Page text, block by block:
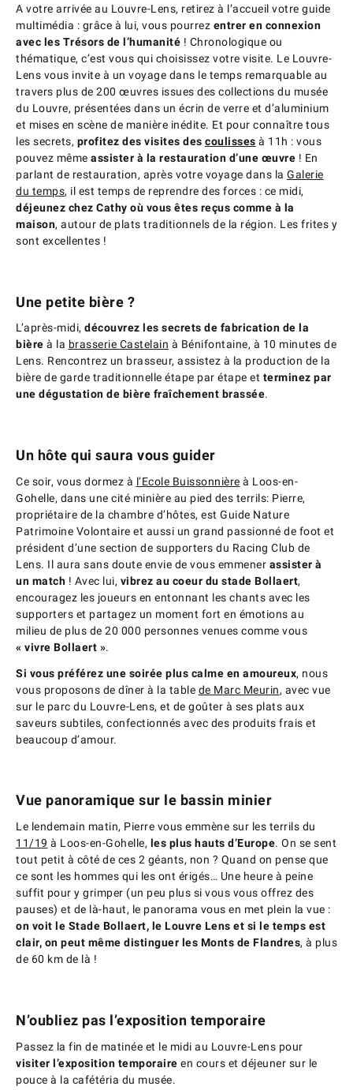
A votre arrivée au Louvre-Lens, retirez à l’accueil votre guide
multimédia : grâce à lui, vous pourrez entrer en connexion
avec les Trésors de l’humanité ! Chronologique ou
thématique, c’est vous qui choisissez votre visite. Le Louvre-
Lens vous invite à un voyage dans le temps remarquable au
travers plus de 200 œuvres issues des collections du musée
du Louvre, présentées dans un écrin de verre et d’aluminium
et mises en scène de manière inédite. Et pour connaître tous
les secrets, profitez des visites des coulisses à 11h : vous
pouvez même assister à la restauration d’une œuvre ! En
parlant de restauration, après votre voyage dans la Galerie
du temps, il est temps de reprendre des forces : ce midi,
déjeunez chez Cathy où vous êtes reçus comme à la
maison, autour de plats traditionnels de la région. Les frites y
sont excellentes !
Une petite bière ?
L’après-midi, découvrez les secrets de fabrication de la
bière à la brasserie Castelain à Bénifontaine, à 10 minutes de
Lens. Rencontrez un brasseur, assistez à la production de la
bière de garde traditionnelle étape par étape et terminez par
une dégustation de bière fraîchement brassée.
Un hôte qui saura vous guider
Ce soir, vous dormez à l’Ecole Buissonnière à Loos-en-
Gohelle, dans une cité minière au pied des terrils: Pierre,
propriétaire de la chambre d’hôtes, est Guide Nature
Patrimoine Volontaire et aussi un grand passionné de foot et
président d’une section de supporters du Racing Club de
Lens. Il aura sans doute envie de vous emmener assister à
un match ! Avec lui, vibrez au coeur du stade Bollaert,
encouragez les joueurs en entonnant les chants avec les
supporters et partagez un moment fort en émotions au
milieu de plus de 20 000 personnes venues comme vous
« vivre Bollaert ».
Si vous préférez une soirée plus calme en amoureux, nous
vous proposons de dîner à la table de Marc Meurin, avec vue
sur le parc du Louvre-Lens, et de goûter à ses plats aux
saveurs subtiles, confectionnés avec des produits frais et
beaucoup d’amour.
Vue panoramique sur le bassin minier
Le lendemain matin, Pierre vous emmène sur les terrils du
11/19 à Loos-en-Gohelle, les plus hauts d’Europe. On se sent
tout petit à côté de ces 2 géants, non ? Quand on pense que
ce sont les hommes qui les ont érigés… Une heure à peine
suffit pour y grimper (un peu plus si vous vous offrez des
pauses) et de là-haut, le panorama vous en met plein la vue :
on voit le Stade Bollaert, le Louvre Lens et si le temps est
clair, on peut même distinguer les Monts de Flandres, à plus
de 60 km de là !
N’oubliez pas l’exposition temporaire
Passez la fin de matinée et le midi au Louvre-Lens pour
visiter l’exposition temporaire en cours et déjeuner sur le
pouce à la cafétéria du musée.